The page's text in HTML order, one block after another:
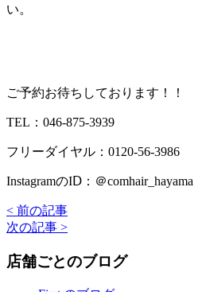
い。
ご予約お待ちしております！！
TEL：046-875-3939
フリーダイヤル：0120-56-3986
InstagramのIⅮ：＠comhair_hayama
< 前の記事
次の記事 >
店舗ごとのブログ